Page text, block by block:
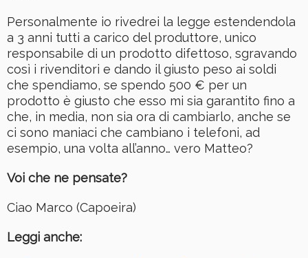
Personalmente io rivedrei la legge estendendola
a 3 anni tutti a carico del produttore, unico
responsabile di un prodotto difettoso, sgravando
così i rivenditori e dando il giusto peso ai soldi
che spendiamo, se spendo 500 € per un
prodotto è giusto che esso mi sia garantito fino a
che, in media, non sia ora di cambiarlo, anche se
ci sono maniaci che cambiano i telefoni, ad
esempio, una volta all’anno… vero Matteo?
Voi che ne pensate?
Ciao Marco (Capoeira)
Leggi anche: